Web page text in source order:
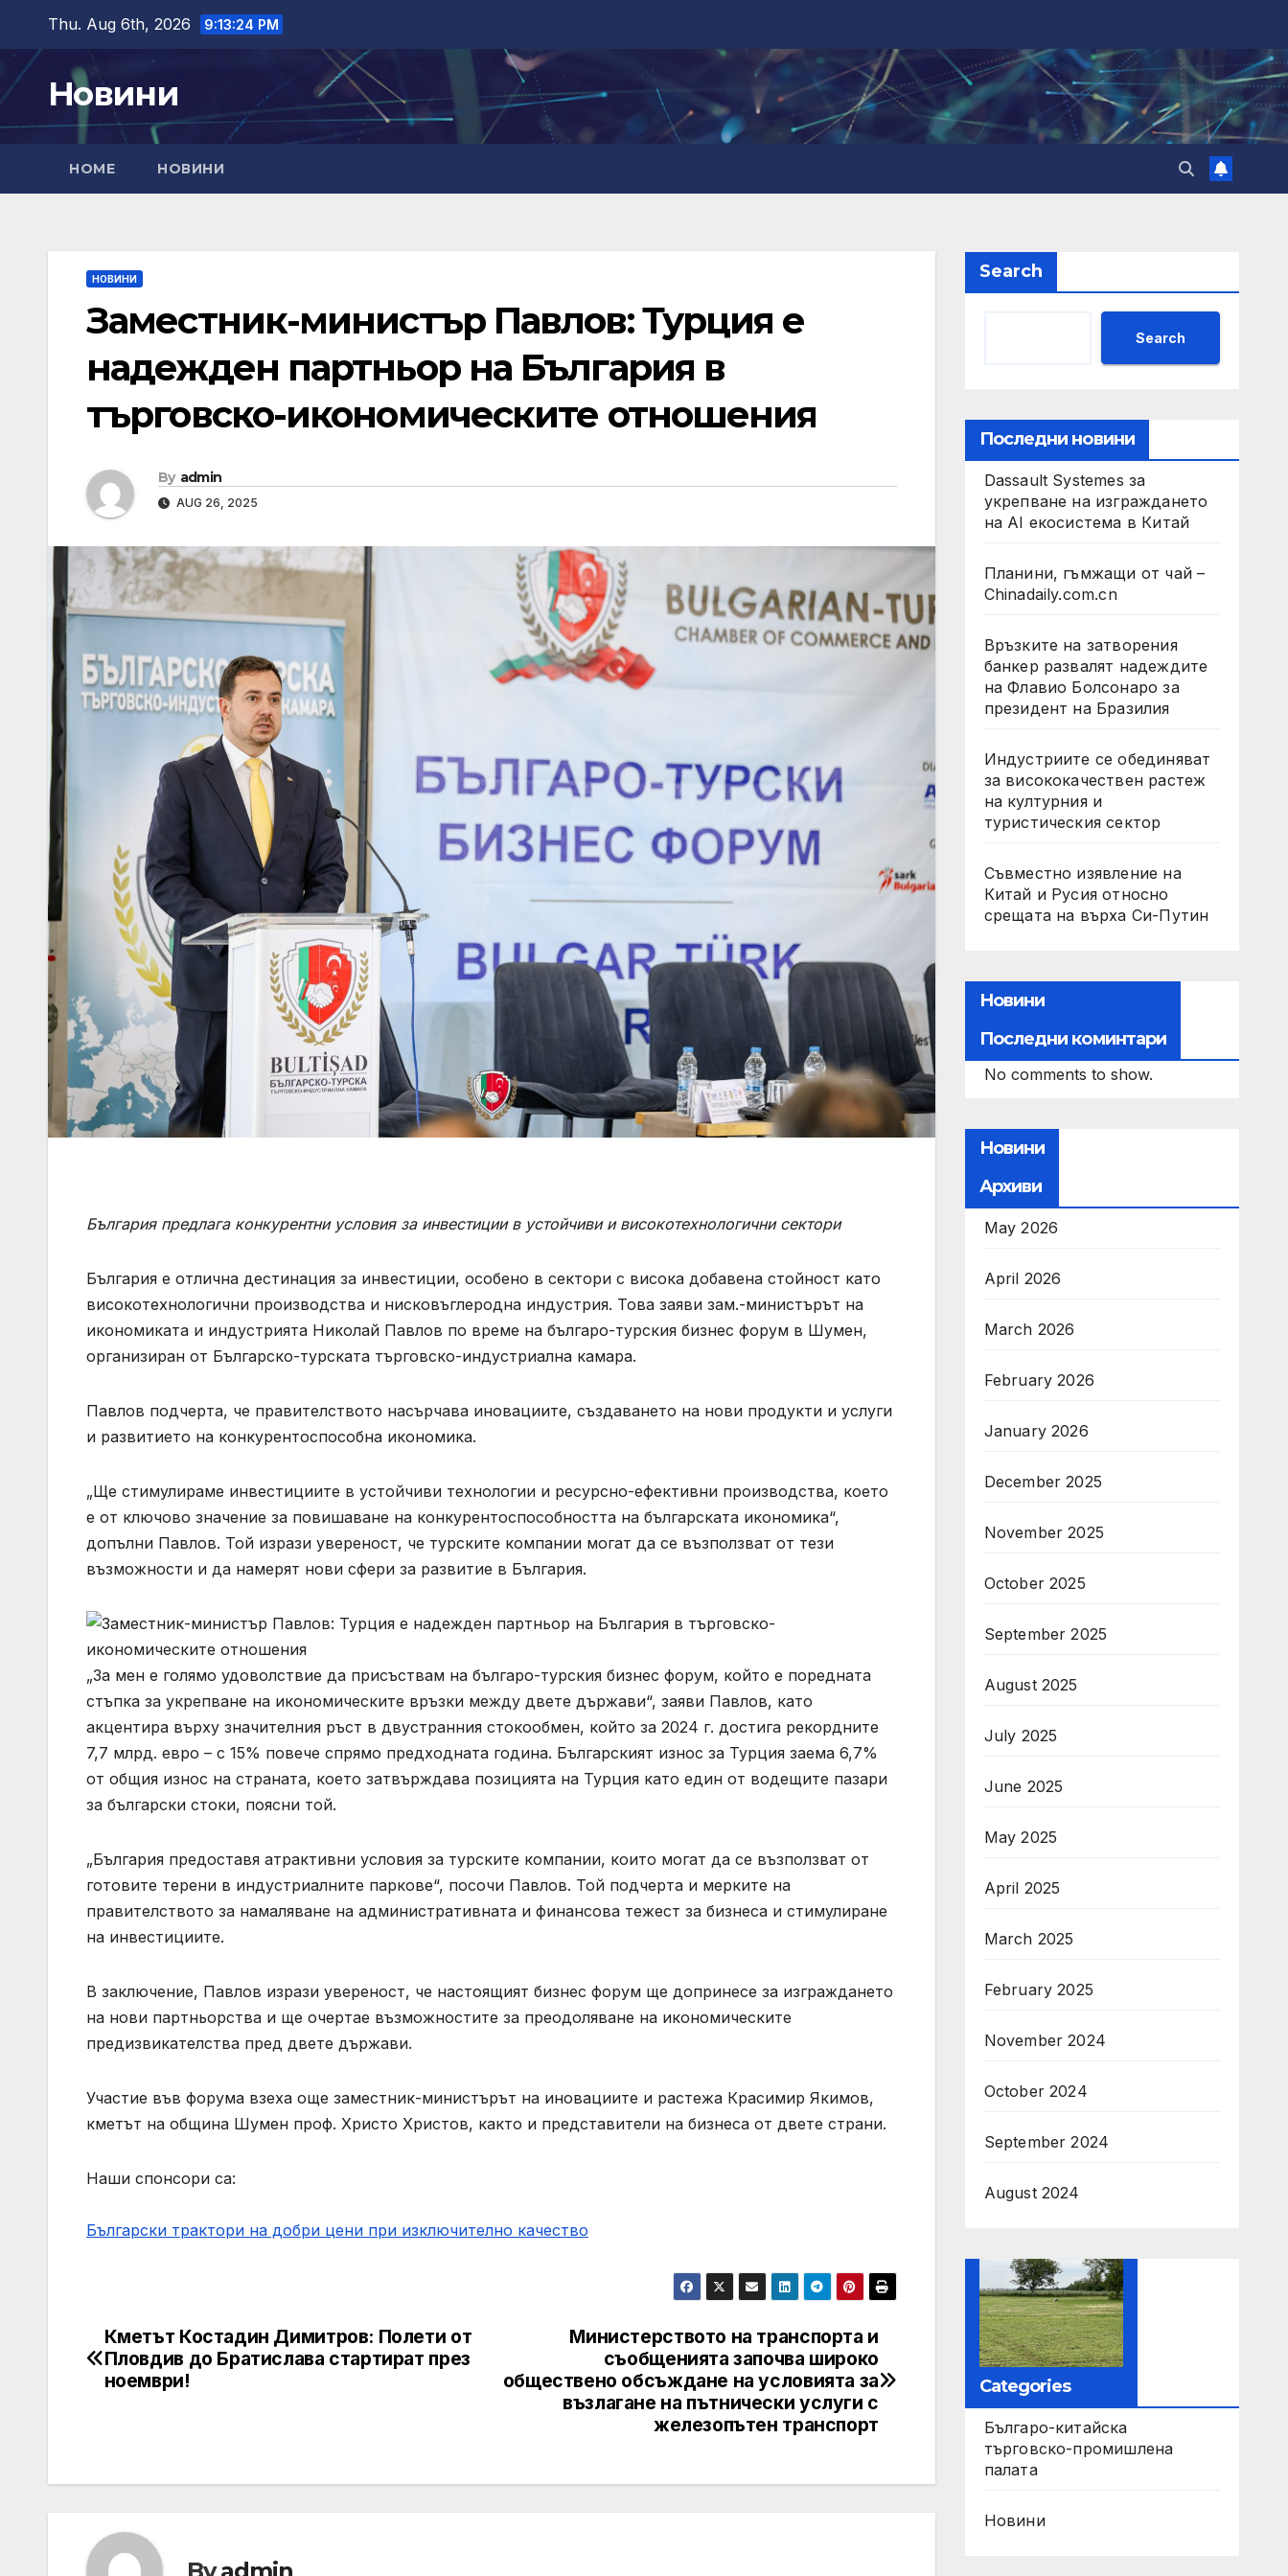
content
Thu. Aug 6th, 2026 9:13:26 PM
Новини
HOME НОВИНИ
НОВИНИ
Заместник-министър Павлов: Турция е
надежден партньор на България в
търговско-икономическите отношения
By admin
AUG 26, 2025
България предлага конкурентни условия за инвестиции в устойчиви и високотехнологични сектори
България е отлична дестинация за инвестиции, особено в сектори с висока добавена стойност като
високотехнологични производства и нисковъглеродна индустрия. Това заяви зам.-министърът на
икономиката и индустрията Николай Павлов по време на българо-турския бизнес форум в Шумен,
организиран от Българско-турската търговско-индустриална камара.
Павлов подчерта, че правителството насърчава иновациите, създаването на нови продукти и услуги
и развитието на конкурентоспособна икономика.
„Ще стимулираме инвестициите в устойчиви технологии и ресурсно-ефективни производства, което
е от ключово значение за повишаване на конкурентоспособността на българската икономика“,
допълни Павлов. Той изрази увереност, че турските компании могат да се възползват от тези
възможности и да намерят нови сфери за развитие в България.
„За мен е голямо удоволствие да присъствам на българо-турския бизнес форум, който е поредната
стъпка за укрепване на икономическите връзки между двете държави“, заяви Павлов, като
акцентира върху значителния ръст в двустранния стокообмен, който за 2024 г. достига рекордните
7,7 млрд. евро – с 15% повече спрямо предходната година. Българският износ за Турция заема 6,7%
от общия износ на страната, което затвърждава позицията на Турция като един от водещите пазари
за български стоки, поясни той.
„България предоставя атрактивни условия за турските компании, които могат да се възползват от
готовите терени в индустриалните паркове“, посочи Павлов. Той подчерта и мерките на
правителството за намаляване на административната и финансова тежест за бизнеса и стимулиране
на инвестициите.
В заключение, Павлов изрази увереност, че настоящият бизнес форум ще допринесе за изграждането
на нови партньорства и ще очертае възможностите за преодоляване на икономическите
предизвикателства пред двете държави.
Участие във форума взеха още заместник-министърът на иновациите и растежа Красимир Якимов,
кметът на община Шумен проф. Христо Христов, както и представители на бизнеса от двете страни.
Наши спонсори са:
Български трактори на добри цени при изключително качество
Post
navigation
Министерството на транспорта и
съобщенията започва широко
обществено обсъждане на условията за
възлагане на пътнически услуги с
железопътен транспорт
Кметът Костадин Димитров: Полети от
Пловдив до Братислава стартират през
ноември!
Search
Search
Последни новини
Dassault Systemes за
укрепване на изграждането
на AI екосистема в Китай
Планини, гъмжащи от чай –
Chinadaily.com.cn
Връзките на затворения
банкер развалят надеждите
на Флавио Болсонаро за
президент на Бразилия
Индустриите се обединяват
за висококачествен растеж
на културния и
туристическия сектор
Съвместно изявление на
Китай и Русия относно
срещата на върха Си-Путин
Новини
Последни коминтари
No comments to show.
Новини
Архиви
May 2026
April 2026
March 2026
February 2026
January 2026
December 2025
November 2025
October 2025
September 2025
August 2025
July 2025
June 2025
May 2025
April 2025
March 2025
February 2025
November 2024
October 2024
September 2024
August 2024
Categories
Българо-китайска
търговско-промишлена
палата
Новини